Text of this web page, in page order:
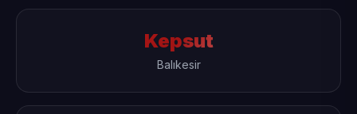
Kepsut
Balıkesir